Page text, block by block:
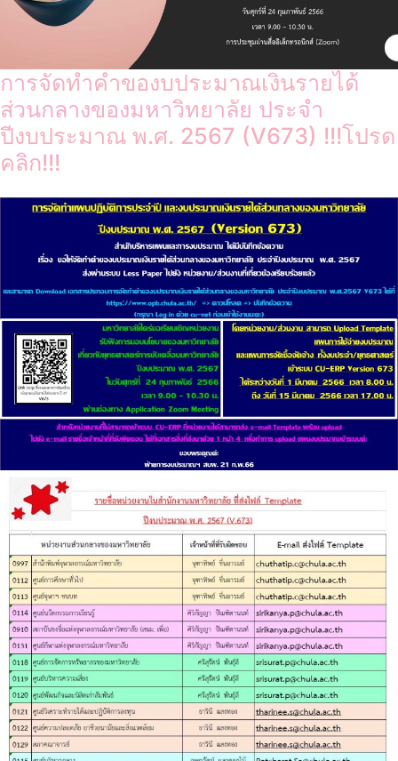
การจัดทำคำของบประมาณเงินรายได้
ส่วนกลางของมหาวิทยาลัย ประจำ
ปีงบประมาณ พ.ศ. 2567 (V673) !!!โปรด
คลิก!!!